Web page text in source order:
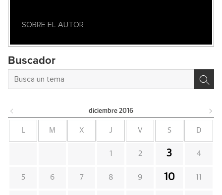
SOBRE EL AUTOR
Buscador
diciembre 2016
M X J V S D
1 2 3 4
5 6 7 8 9 10 11